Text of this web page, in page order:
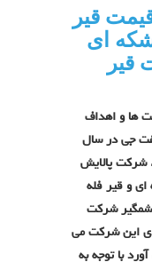
قیر
ای
ها و اهداف
جي در سال
شرکت پالایش
ای و قیر فله
چشمگیر شركت
این شرکت مي
با توجه به